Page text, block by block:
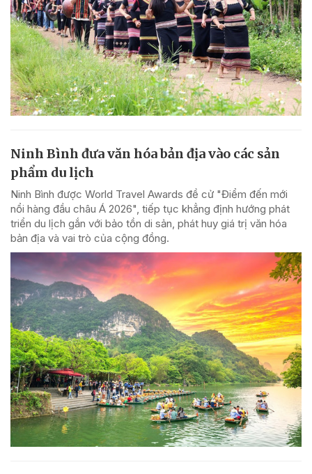
Ninh Bình đưa văn hóa bản địa vào các sản
phẩm du lịch
Ninh Bình được World Travel Awards đề cử "Điểm đến mới
nổi hàng đầu châu Á 2026", tiếp tục khẳng định hướng phát
triển du lịch gắn với bảo tồn di sản, phát huy giá trị văn hóa
bản địa và vai trò của cộng đồng.